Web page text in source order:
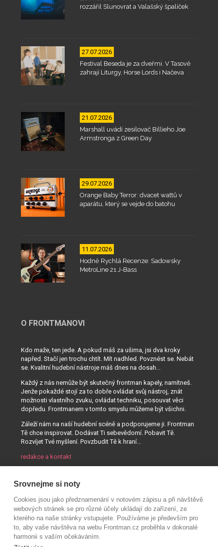
rozzářil Slunovrat a Valašský špalíček
27.07.2026
Festival Beseda je za dveřmi. V Tasově
zahrají Liturgy, Horse Lords i Načeva
21.07.2026
Marshall uvádí zesilovač Billieho Joe
Armstronga z Green Day
29.07.2026
Orange Baby Terror: dvacet wattů v
aparátu, který se vejde do batohu
11.07.2026
Hodně Rychlá Recenze: Sadowsky
MetroLine 21 J-Bass
O FRONTMANOVI
Kdo maže, ten jede. A pokud máš za ušima, jsi dva kroky
napřed. Stačí jen trochu chtít. Mít nadhled. Povznést se. Nebát
se. Kvalitní hudební nástroje máš dnes na dosah...
Každý z nás nemůže být skutečný frontman kapely, namítneš.
Jenže pokaždé stojí za to dobře ovládat svůj nástroj, znát
možnosti vlastního zvuku, ovládat techniku, posouvat věci
dopředu. Frontmanem v tomto smyslu můžeme být všichni.
Záleží nám na naší hudební scéně a podporujeme ji. Frontman
Tě chce inspirovat. Dodávat Ti sebevědomí. Pobavit Tě.
Rozvíjet Tvé myšlení. Povzbudit Tě k hraní...
redakce a kontakt
Srovnejme si noty
Cookies jsou jako předznamenání v notovém zápisu a při návštěvě
webových stránek se pro různé účely ukládají do zařízení, ze
kterého na naše stránky vstupujete. Používáme je především pro
to, aby vaše návštěva na webu Frontman.cz proběhla v dokonalé
harmonii s vaším očekáváním.